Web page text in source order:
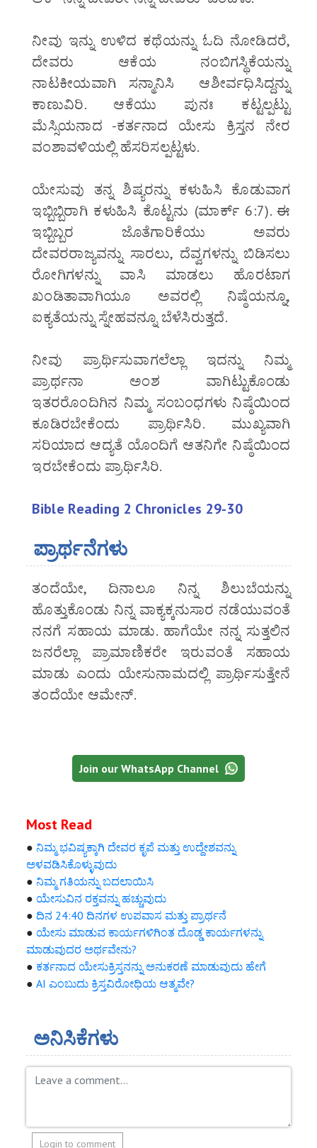
ನೀವು ಇನ್ನು ಉಳಿದ ಕಥೆಯನ್ನು ಓದಿ ನೋಡಿದರೆ,
ದೇವರು ಆಕೆಯ ನಂಬಿಗಸ್ಥಿಕೆಯನ್ನು
ನಾಟಕೀಯವಾಗಿ ಸನ್ಮಾನಿಸಿ ಆಶೀರ್ವಧಿಸಿದ್ದನ್ನು
ಕಾಣುವಿರಿ. ಆಕೆಯು ಪುನಃ ಕಟ್ಟಲ್ಪಟ್ಟು
ಮೆಸ್ಸಿಯನಾದ -ಕರ್ತನಾದ ಯೇಸು ಕ್ರಿಸ್ತನ ನೇರ
ವಂಶಾವಳಿಯಲ್ಲಿ ಹೆಸರಿಸಲ್ಪಟ್ಟಳು.
ಯೇಸುವು ತನ್ನ ಶಿಷ್ಯರನ್ನು ಕಳುಹಿಸಿ ಕೊಡುವಾಗ
ಇಬ್ಬಿಬ್ಬಿರಾಗಿ ಕಳುಹಿಸಿ ಕೊಟ್ಟನು (ಮಾರ್ಕ್ 6:7). ಈ
ಇಬ್ಬಿಬ್ಬರ ಜೊತೆಗಾರಿಕೆಯು ಅವರು
ದೇವರರಾಜ್ಯವನ್ನು ಸಾರಲು, ದೆವ್ವಗಳನ್ನು ಬಿಡಿಸಲು
ರೋಗಿಗಳನ್ನು ವಾಸಿ ಮಾಡಲು ಹೊರಟಾಗ
ಖಂಡಿತಾವಾಗಿಯೂ ಅವರಲ್ಲಿ ನಿಷ್ಠೆಯನ್ನೂ,
ಐಕ್ಯತೆಯನ್ನು ಸ್ನೇಹವನ್ನೂ ಬೆಳೆಸಿರುತ್ತದೆ.
ನೀವು ಪ್ರಾರ್ಥಿಸುವಾಗಲೆಲ್ಲಾ ಇದನ್ನು ನಿಮ್ಮ
ಪ್ರಾರ್ಥನಾ ಅಂಶ ವಾಗಿಟ್ಟುಕೊಂಡು
ಇತರರೊಂದಿಗಿನ ನಿಮ್ಮ ಸಂಬಂಧಗಳು ನಿಷ್ಠೆಯಿಂದ
ಕೂಡಿರಬೇಕೆಂದು ಪ್ರಾರ್ಥಿಸಿರಿ. ಮುಖ್ಯವಾಗಿ
ಸರಿಯಾದ ಆದ್ಯತೆ ಯೊಂದಿಗೆ ಆತನಿಗೇ ನಿಷ್ಠೆಯಿಂದ
ಇರಬೇಕೆಂದು ಪ್ರಾರ್ಥಿಸಿರಿ.
Bible Reading 2 Chronicles 29-30
ಪ್ರಾರ್ಥನೆಗಳು
ತಂದೆಯೇ, ದಿನಾಲೂ ನಿನ್ನ ಶಿಲುಬೆಯನ್ನು
ಹೊತ್ತುಕೊಂಡು ನಿನ್ನ ವಾಕ್ಯಕ್ಕನುಸಾರ ನಡೆಯುವಂತೆ
ನನಗೆ ಸಹಾಯ ಮಾಡು. ಹಾಗೆಯೇ ನನ್ನ ಸುತ್ತಲಿನ
ಜನರೆಲ್ಲಾ ಪ್ರಾಮಾಣಿಕರೇ ಇರುವಂತೆ ಸಹಾಯ
ಮಾಡು ಎಂದು ಯೇಸುನಾಮದಲ್ಲಿ ಪ್ರಾರ್ಥಿಸುತ್ತೇನೆ
ತಂದೆಯೇ ಆಮೇನ್.
Join our WhatsApp Channel
Most Read
●ನಿಮ್ಮ ಭವಿಷ್ಯಕ್ಕಾಗಿ ದೇವರ ಕೃಪೆ ಮತ್ತು ಉದ್ದೇಶವನ್ನು
ಅಳವಡಿಸಿಕೊಳ್ಳುವುದು
●ನಿಮ್ಮ ಗತಿಯನ್ನು ಬದಲಾಯಿಸಿ
●ಯೇಸುವಿನ ರಕ್ತವನ್ನು ಹಚ್ಚುವುದು
●ದಿನ 24:40 ದಿನಗಳ ಉಪವಾಸ ಮತ್ತು ಪ್ರಾರ್ಥನೆ
●ಯೇಸು ಮಾಡುವ ಕಾರ್ಯಗಳಿಗಿಂತ ದೊಡ್ಡ ಕಾರ್ಯಗಳನ್ನು
ಮಾಡುವುದರ ಅರ್ಥವೇನು?
● ಕರ್ತನಾದ ಯೇಸುಕ್ರಿಸ್ತನನ್ನು ಅನುಕರಣೆ ಮಾಡುವುದು ಹೇಗೆ
●AI ಎಂಬುದು ಕ್ರಿಸ್ತವಿರೋಧಿಯ ಆತ್ಮವೇ?
ಅನಿಸಿಕೆಗಳು
Login to comment